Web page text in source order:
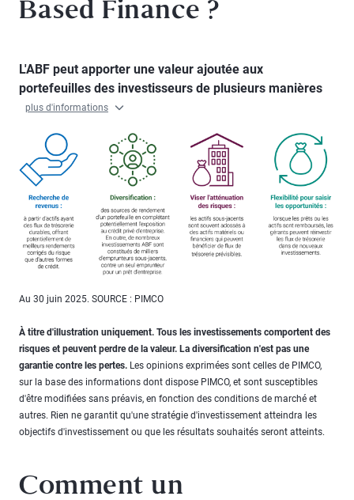
Based Finance ?
L'ABF peut apporter une valeur ajoutée aux
portefeuilles des investisseurs de plusieurs manières
plus d'informations
Au 30 juin 2025. SOURCE : PIMCO
À titre d'illustration uniquement. Tous les investissements comportent des
risques et peuvent perdre de la valeur. La diversification n'est pas une
garantie contre les pertes. Les opinions exprimées sont celles de PIMCO,
sur la base des informations dont dispose PIMCO, et sont susceptibles
d'être modifiées sans préavis, en fonction des conditions de marché et
autres. Rien ne garantit qu'une stratégie d'investissement atteindra les
objectifs d'investissement ou que les résultats souhaités seront atteints.
Comment un